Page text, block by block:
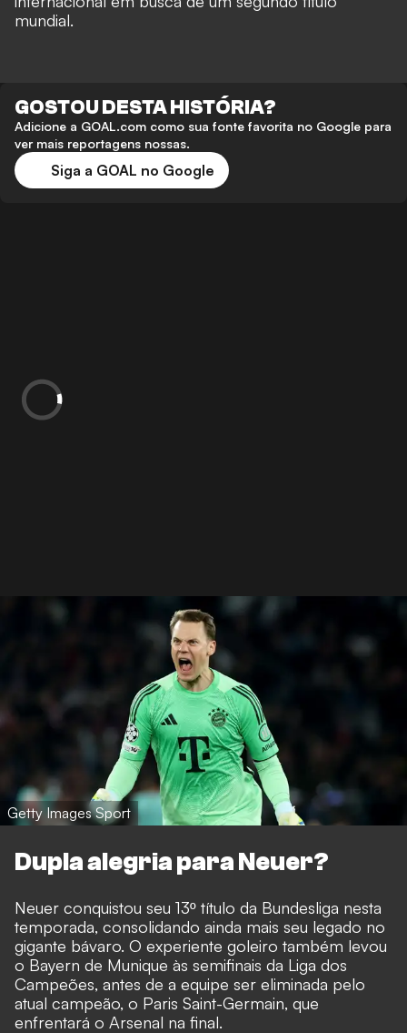
mundial.
GOSTOU DESTA HISTÓRIA?
Adicione a GOAL.com como sua fonte favorita no Google para
ver mais reportagens nossas.
Siga a GOAL no Google
Getty Images Sport
Dupla alegria para Neuer?
Neuer conquistou seu 13º título da Bundesliga nesta
temporada, consolidando ainda mais seu legado no
gigante bávaro. O experiente goleiro também levou
o Bayern de Munique às semifinais da Liga dos
Campeões, antes de a equipe ser eliminada pelo
atual campeão, o Paris Saint-Germain, que
enfrentará o Arsenal na final.